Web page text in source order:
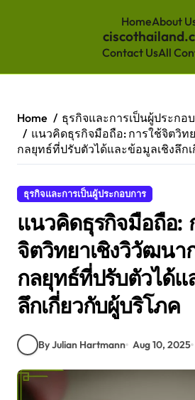
HomeAbout
Contact UsAll
content
Home
ธุรกิจและการเป็นผู้ประกอ
แนวคิดธุรกิจมือถือ: การใช้จิตวิท
กลยุทธ์ที่ปรับตัวได้และข้อมูลเชิงลึก
ธุรกิจและการเป็นผู้ประกอบการ
แนวคิดธุรกิจมือถือ:
จิตวิทยาเชิงวิวัฒนา
กลยุทธ์ที่ปรับตัวได้แ
ลึกเกี่ยวกับผู้บริโภค
By Julian Hartmann Aug 10, 2025